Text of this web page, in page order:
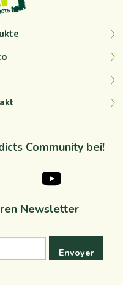
Community bei!
Newsletter